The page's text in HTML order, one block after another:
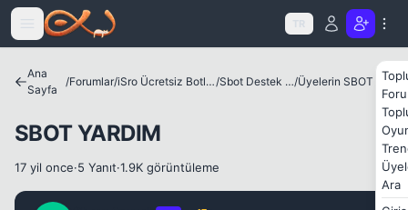
Icerige atla
TR
Ara
Ana
Sayfa
/Forumlar/ iSro Ücretsiz Botlar ve Diğer Programlar/ Sbot Destek Bölümü/ Üyelerin SBOT Satış Alanı
SBOT YARDIM
17 yil once·5 Yanıt·1.9K görüntüleme
Kapat